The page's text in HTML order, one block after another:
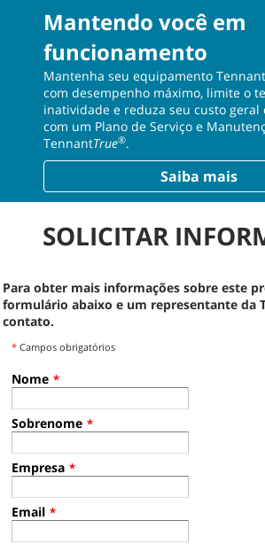
Mantendo você em
funcionamento
Mantenha seu equipamento
com desempenho máximo, limite o
inatividade e reduza seu custo geral
com um Plano de Serviço e
TennantTrue®.
Saiba mais
SOLICITAR
Para obter mais informações sobre este
formulário abaixo e um representante da
contato.
* Campos obrigatórios
Nome *
Sobrenome *
Empresa *
Email *